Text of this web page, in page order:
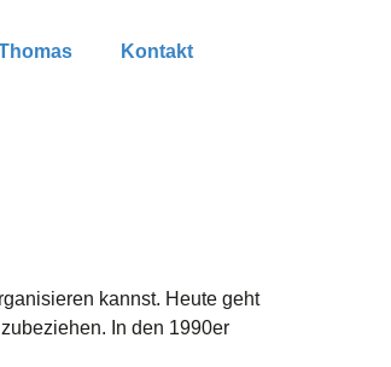
Kontakt
kannst. Heute geht
In den 1990er